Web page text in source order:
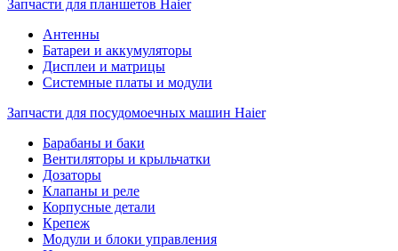
Запчасти для планшетов Haier
Антенны
Батареи и аккумуляторы
Дисплеи и матрицы
Системные платы и модули
Запчасти для посудомоечных машин Haier
Барабаны и баки
Вентиляторы и крыльчатки
Дозаторы
Клапаны и реле
Корпусные детали
Крепеж
Модули и блоки управления